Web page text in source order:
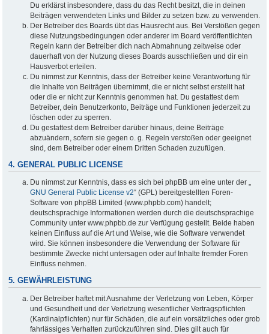
Du erklärst insbesondere, dass du das Recht besitzt, die in deinen
Beiträgen verwendeten Links und Bilder zu setzen bzw. zu verwenden.
Der Betreiber des Boards übt das Hausrecht aus. Bei Verstößen gegen
diese Nutzungsbedingungen oder anderer im Board veröffentlichten
Regeln kann der Betreiber dich nach Abmahnung zeitweise oder
dauerhaft von der Nutzung dieses Boards ausschließen und dir ein
Hausverbot erteilen.
Du nimmst zur Kenntnis, dass der Betreiber keine Verantwortung für
die Inhalte von Beiträgen übernimmt, die er nicht selbst erstellt hat
oder die er nicht zur Kenntnis genommen hat. Du gestattest dem
Betreiber, dein Benutzerkonto, Beiträge und Funktionen jederzeit zu
löschen oder zu sperren.
Du gestattest dem Betreiber darüber hinaus, deine Beiträge
abzuändern, sofern sie gegen o. g. Regeln verstoßen oder geeignet
sind, dem Betreiber oder einem Dritten Schaden zuzufügen.
4. GENERAL PUBLIC LICENSE
Du nimmst zur Kenntnis, dass es sich bei phpBB um eine unter der „
GNU General Public License v2“ (GPL) bereitgestellten Foren-
Software von phpBB Limited (www.phpbb.com) handelt;
deutschsprachige Informationen werden durch die deutschsprachige
Community unter www.phpbb.de zur Verfügung gestellt. Beide haben
keinen Einfluss auf die Art und Weise, wie die Software verwendet
wird. Sie können insbesondere die Verwendung der Software für
bestimmte Zwecke nicht untersagen oder auf Inhalte fremder Foren
Einfluss nehmen.
5. GEWÄHRLEISTUNG
Der Betreiber haftet mit Ausnahme der Verletzung von Leben, Körper
und Gesundheit und der Verletzung wesentlicher Vertragspflichten
(Kardinalpflichten) nur für Schäden, die auf ein vorsätzliches oder grob
fahrlässiges Verhalten zurückzuführen sind. Dies gilt auch für